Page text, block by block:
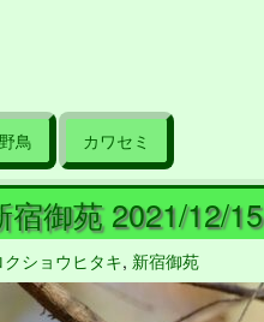
鳥 カワセミ
宿御苑 2021/12/15
クショウヒタキ, 新宿御苑